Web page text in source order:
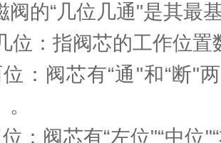
阀的“几位几通"是其最
位：指阀芯的工作位置
：阀芯有“通"和“断"
：阀芯有“左位"“中位